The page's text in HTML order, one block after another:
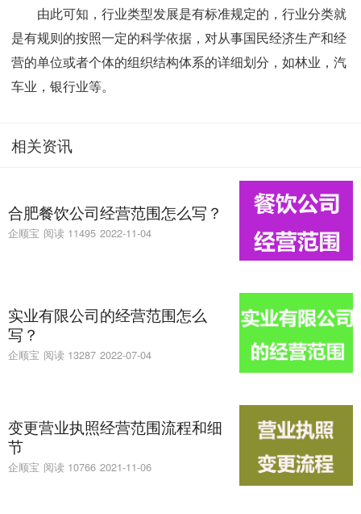
由此可知，行业类型发展是有标准规定的，行业分类就
是有规则的按照一定的科学依据，对从事国民经济生产和经
营的单位或者个体的组织结构体系的详细划分，如林业，汽
车业，银行业等。
相关资讯
合肥餐饮公司经营范围怎么写？
企顺宝 阅读 11495 2022-11-04
实业有限公司的经营范围怎么
写？
企顺宝 阅读 13287 2022-07-04
变更营业执照经营范围流程和细
节
企顺宝 阅读 10766 2021-11-06